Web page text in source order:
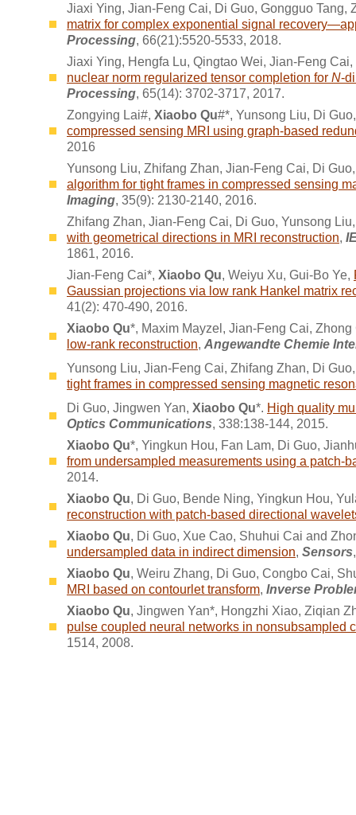
Jiaxi Ying, Jian-Feng Cai, Di Guo, Gongguo Tang,
matrix for complex exponential signal
Processing, 66(21):5520-5533, 2018.
Jiaxi Ying, Hengfa Lu, Qingtao Wei, Jian-Feng
nuclear norm regularized tensor completion for N-
Processing, 65(14): 3702-3717, 2017.
Zongying Lai#, Xiaobo Qu#*, Yunsong Liu, Di
compressed sensing MRI using graph-based
2016
Yunsong Liu, Zhifang Zhan, Jian-Feng Cai, Di
algorithm for tight frames in compressed sensing
Imaging, 35(9): 2130-2140, 2016.
Zhifang Zhan, Jian-Feng Cai, Di Guo, Yunsong
with geometrical directions in MRI reconstruction,
1861, 2016.
Jian-Feng Cai*, Xiaobo Qu, Weiyu Xu, Gui-Bo Ye,
Gaussian projections via low rank Hankel matrix
41(2): 470-490, 2016.
Xiaobo Qu*, Maxim Mayzel, Jian-Feng Cai,
low-rank reconstruction, Angewandte Chemie
Yunsong Liu, Jian-Feng Cai, Zhifang Zhan, Di
tight frames in compressed sensing magnetic
Di Guo, Jingwen Yan, Xiaobo Qu*. High quality
Optics Communications, 338:138-144, 2015.
Xiaobo Qu*, Yingkun Hou, Fan Lam, Di Guo,
from undersampled measurements using a patch-
2014.
Xiaobo Qu, Di Guo, Bende Ning, Yingkun Hou,
reconstruction with patch-based directional
Xiaobo Qu, Di Guo, Xue Cao, Shuhui Cai and
undersampled data in indirect dimension, Sensors
Xiaobo Qu, Weiru Zhang, Di Guo, Congbo Cai,
MRI based on contourlet transform, Inverse
Xiaobo Qu, Jingwen Yan*, Hongzhi Xiao, Ziqian
pulse coupled neural networks in nonsubsampled
1514, 2008.